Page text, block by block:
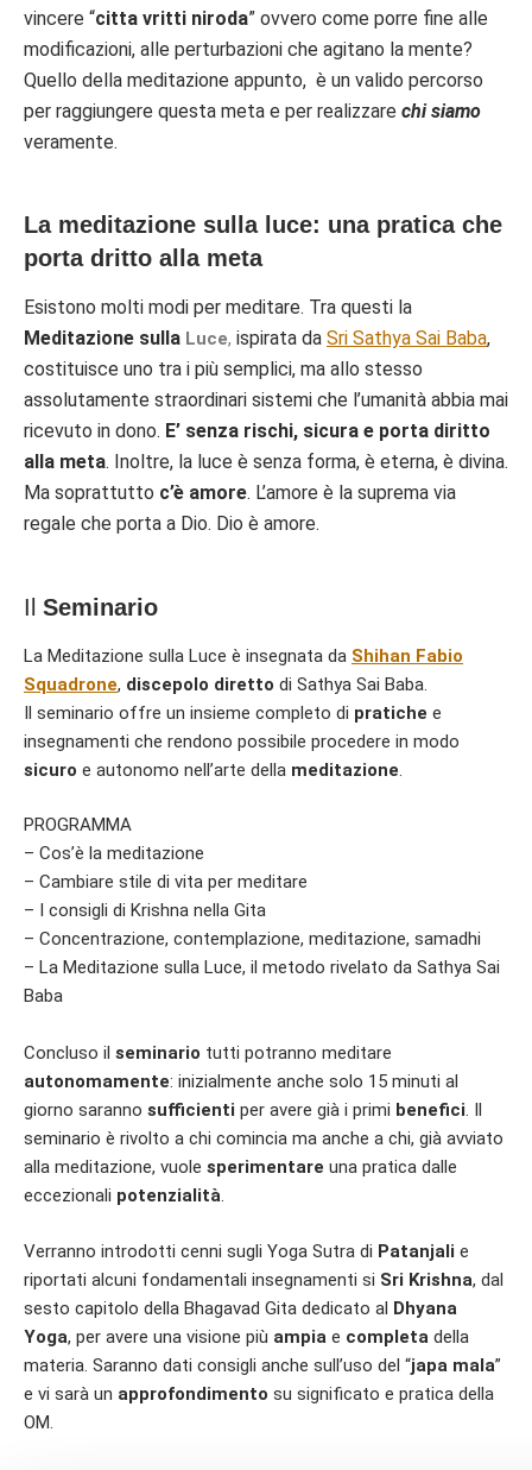
vincere “citta vritti niroda” ovvero come porre fine alle
modificazioni, alle perturbazioni che agitano la mente?
Quello della meditazione appunto, è un valido percorso
per raggiungere questa meta e per realizzare chi siamo
veramente.
La meditazione sulla luce: una pratica che
porta dritto alla meta
Esistono molti modi per meditare. Tra questi la
Meditazione sulla Luce, ispirata da Sri Sathya Sai Baba,
costituisce uno tra i più semplici, ma allo stesso
assolutamente straordinari sistemi che l’umanità abbia mai
ricevuto in dono. E’ senza rischi, sicura e porta diritto
alla meta. Inoltre, la luce è senza forma, è eterna, è divina.
Ma soprattutto c’è amore. L’amore è la suprema via
regale che porta a Dio. Dio è amore.
Il Seminario
La Meditazione sulla Luce è insegnata da Shihan Fabio
Squadrone, discepolo diretto di Sathya Sai Baba.
Il seminario offre un insieme completo di pratiche e
insegnamenti che rendono possibile procedere in modo
sicuro e autonomo nell’arte della meditazione
PROGRAMMA
– Cos’è la meditazione
– Cambiare stile di vita per meditare
– I consigli di Krishna nella Gita
– Concentrazione, contemplazione, meditazione, samadhi
– La Meditazione sulla Luce, il metodo rivelato da Sathya Sai
Baba
Concluso il seminario tutti potranno meditare
autonomamente: inizialmente anche solo 15 minuti al
giorno saranno sufficienti per avere già i primi benefici. Il
seminario è rivolto a chi comincia ma anche a chi, già avviato
alla meditazione, vuole sperimentare una pratica dalle
eccezionali potenzialità.
Verranno introdotti cenni sugli Yoga Sutra di Patanjali e
riportati alcuni fondamentali insegnamenti si Sri Krishna, dal
sesto capitolo della Bhagavad Gita dedicato al Dhyana
Yoga, per avere una visione più ampia e completa della
materia. Saranno dati consigli anche sull’uso del “japa mala”
e vi sarà un approfondimento su significato e pratica della
OM.